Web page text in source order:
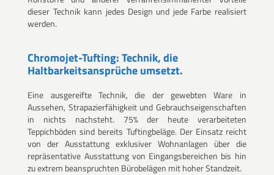
dieser Technik kann jedes Design und jede Farbe realisiert
werden.
Chromojet-Tufting: Technik, die
Haltbarkeitsansprüche umsetzt.
Eine ausgereifte Technik, die der gewebten Ware in
Aussehen, Strapazierfähigkeit und Gebrauchseigenschaften
in nichts nachsteht. 75% der heute verarbeiteten
Teppichböden sind bereits Tuftingbeläge. Der Einsatz reicht
von der Ausstattung exklusiver Wohnanlagen über die
repräsentative Ausstattung von Eingangsbereichen bis hin
zu extrem beanspruchten Bürobelägen mit hoher Standzeit.